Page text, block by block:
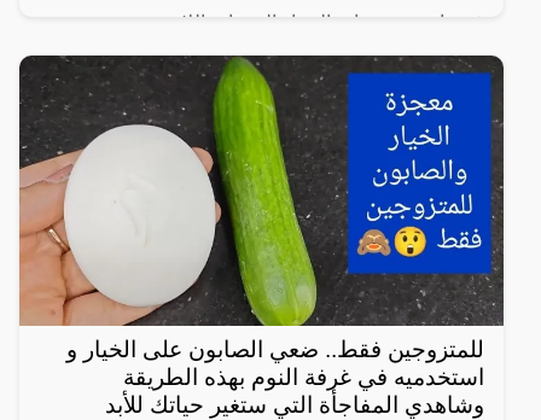
في واحدة من نوادر النساء العربيات اللاتي يعشن شهوة
مفرطة في الرغبة بالعلاقة الجنسية، سواءً ضمن علاقة
زوجية مشروعة أو علاقة محرمة مع الرجال، ففي هذا
المقال
للمتزوجين فقط.. ضعي الصابون على الخيار و
استخدميه في غرفة النوم بهذه الطريقة
وشاهدي المفاجأة التي ستغير حياتك للأبد